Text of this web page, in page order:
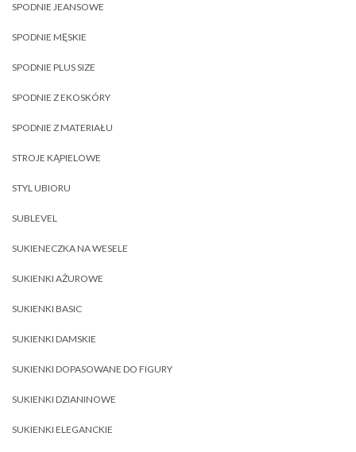
SPODNIE JEANSOWE
SPODNIE MĘSKIE
SPODNIE PLUS SIZE
SPODNIE Z EKOSKÓRY
SPODNIE Z MATERIAŁU
STROJE KĄPIELOWE
STYL UBIORU
SUBLEVEL
SUKIENECZKA NA WESELE
SUKIENKI AŻUROWE
SUKIENKI BASIC
SUKIENKI DAMSKIE
SUKIENKI DOPASOWANE DO FIGURY
SUKIENKI DZIANINOWE
SUKIENKI ELEGANCKIE